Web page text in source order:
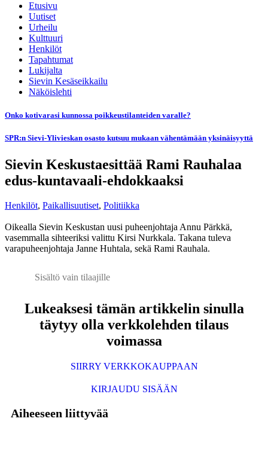
Etusivu
Uutiset
Urheilu
Kulttuuri
Henkilöt
Tapahtumat
Lukijalta
Sievin Kesäseikkailu
Näköislehti
Onko kotivarasi kunnossa poikkeustilanteiden varalle?
SPR:n Sievi-Ylivieskan osasto kutsuu mukaan vähentämään yksinäisyyttä
Sievin Keskustaesittää Rami Rauhalaa
edus-kuntavaali-ehdokkaaksi
Henkilöt, Paikallisuutiset, Politiikka
Oikealla Sievin Keskustan uusi puheenjohtaja Annu Pärkkä,
vasemmalla sihteeriksi valittu Kirsi Nurkkala. Takana tuleva
varapuheenjohtaja Janne Huhtala, sekä Rami Rauhala.
Sisältö vain tilaajille
Lukeaksesi tämän artikkelin sinulla
täytyy olla verkkolehden tilaus
voimassa
SIIRRY VERKKOKAUPPAAN
KIRJAUDU SISÄÄN
Aiheeseen liittyvää